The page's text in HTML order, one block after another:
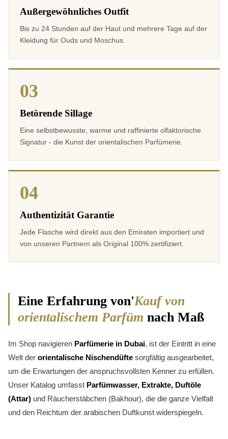
Außergewöhnliches Outfit
Bis zu 24 Stunden auf der Haut und mehrere Tage auf der
Kleidung für Ouds und Moschus.
03
Betörende Sillage
Eine selbstbewusste, warme und raffinierte olfaktorische
Signatur - die Kunst der orientalischen Parfümerie.
04
Authentizität Garantie
Jede Flasche wird direkt aus den Emiraten importiert und
von unseren Partnern als Original 100% zertifiziert.
Eine Erfahrung von'Kauf von
orientalischem Parfüm nach Maß
Im Shop navigieren Parfümerie in Dubai, ist der Eintritt in eine
Welt der orientalische Nischendüfte sorgfältig ausgearbeitet,
um die Erwartungen der anspruchsvollsten Kenner zu erfüllen.
Unser Katalog umfasst Parfümwasser, Extrakte, Duftöle
(Attar) und Räucherstäbchen (Bakhour), die die ganze Vielfalt
und den Reichtum der arabischen Duftkunst widerspiegeln.